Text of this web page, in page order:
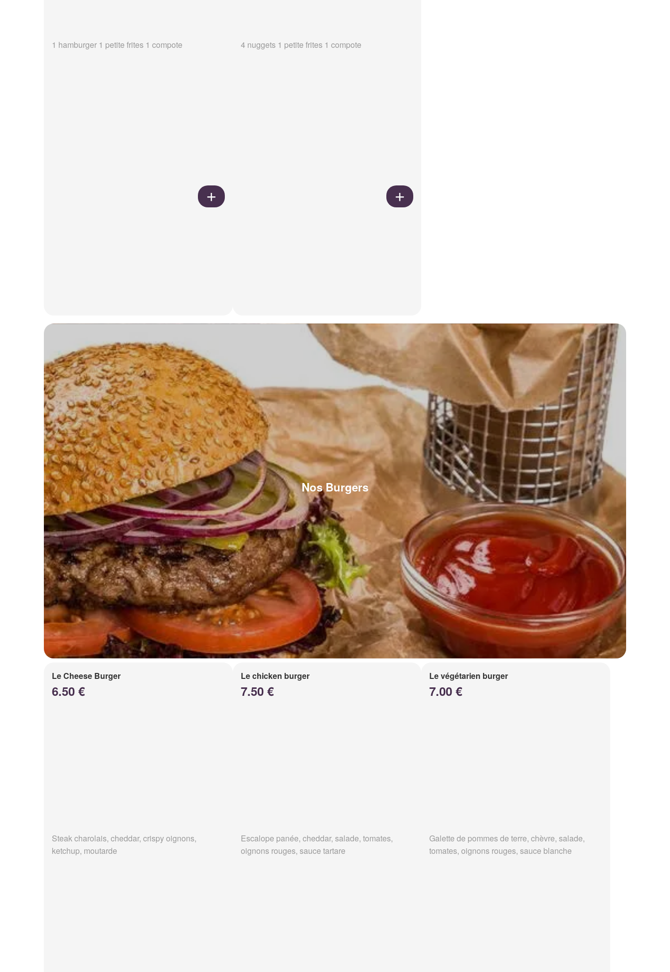
1 hamburger 1 petite frites 1 compote 4 nuggets 1 petite frites 1 compote
Nos Burgers
Le Cheese Burger
6.50 €
Steak charolais, cheddar, crispy oignons,
ketchup, moutarde
Le chicken burger
7.50 €
Escalope panée, cheddar, salade, tomates,
oignons rouges, sauce tartare
Le végétarien burger
7.00 €
Galette de pommes de terre, chèvre, salade,
tomates, oignons rouges, sauce blanche